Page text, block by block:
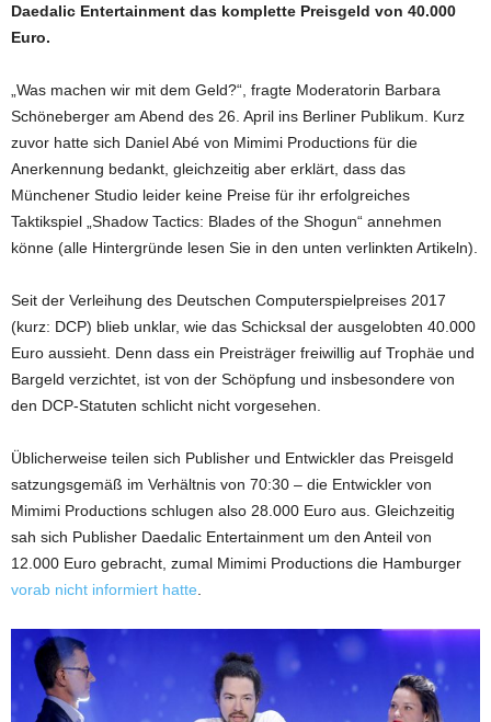
Daedalic Entertainment das komplette Preisgeld von 40.000
Euro.
„Was machen wir mit dem Geld?“, fragte Moderatorin Barbara
Schöneberger am Abend des 26. April ins Berliner Publikum. Kurz
zuvor hatte sich Daniel Abé von Mimimi Productions für die
Anerkennung bedankt, gleichzeitig aber erklärt, dass das
Münchener Studio leider keine Preise für ihr erfolgreiches
Taktikspiel „Shadow Tactics: Blades of the Shogun“ annehmen
könne (alle Hintergründe lesen Sie in den unten verlinkten Artikeln).
Seit der Verleihung des Deutschen Computerspielpreises 2017
(kurz: DCP) blieb unklar, wie das Schicksal der ausgelobten 40.000
Euro aussieht. Denn dass ein Preisträger freiwillig auf Trophäe und
Bargeld verzichtet, ist von der Schöpfung und insbesondere von
den DCP-Statuten schlicht nicht vorgesehen.
Üblicherweise teilen sich Publisher und Entwickler das Preisgeld
satzungsgemäß im Verhältnis von 70:30 – die Entwickler von
Mimimi Productions schlugen also 28.000 Euro aus. Gleichzeitig
sah sich Publisher Daedalic Entertainment um den Anteil von
12.000 Euro gebracht, zumal Mimimi Productions die Hamburger
vorab nicht informiert hatte.